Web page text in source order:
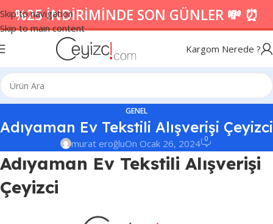
Skip to navigation
Skip to main content
%25 İNDİRİMİNDE SON GÜNLER 💸 ⏰
Kargom Nerede ?
GENEL
Adıyaman Ev Tekstili Alışverişi Çeyizci
murat eroğluOn Ocak 26, 2024 0
Adıyaman Ev Tekstili Alışverişi
Çeyizci